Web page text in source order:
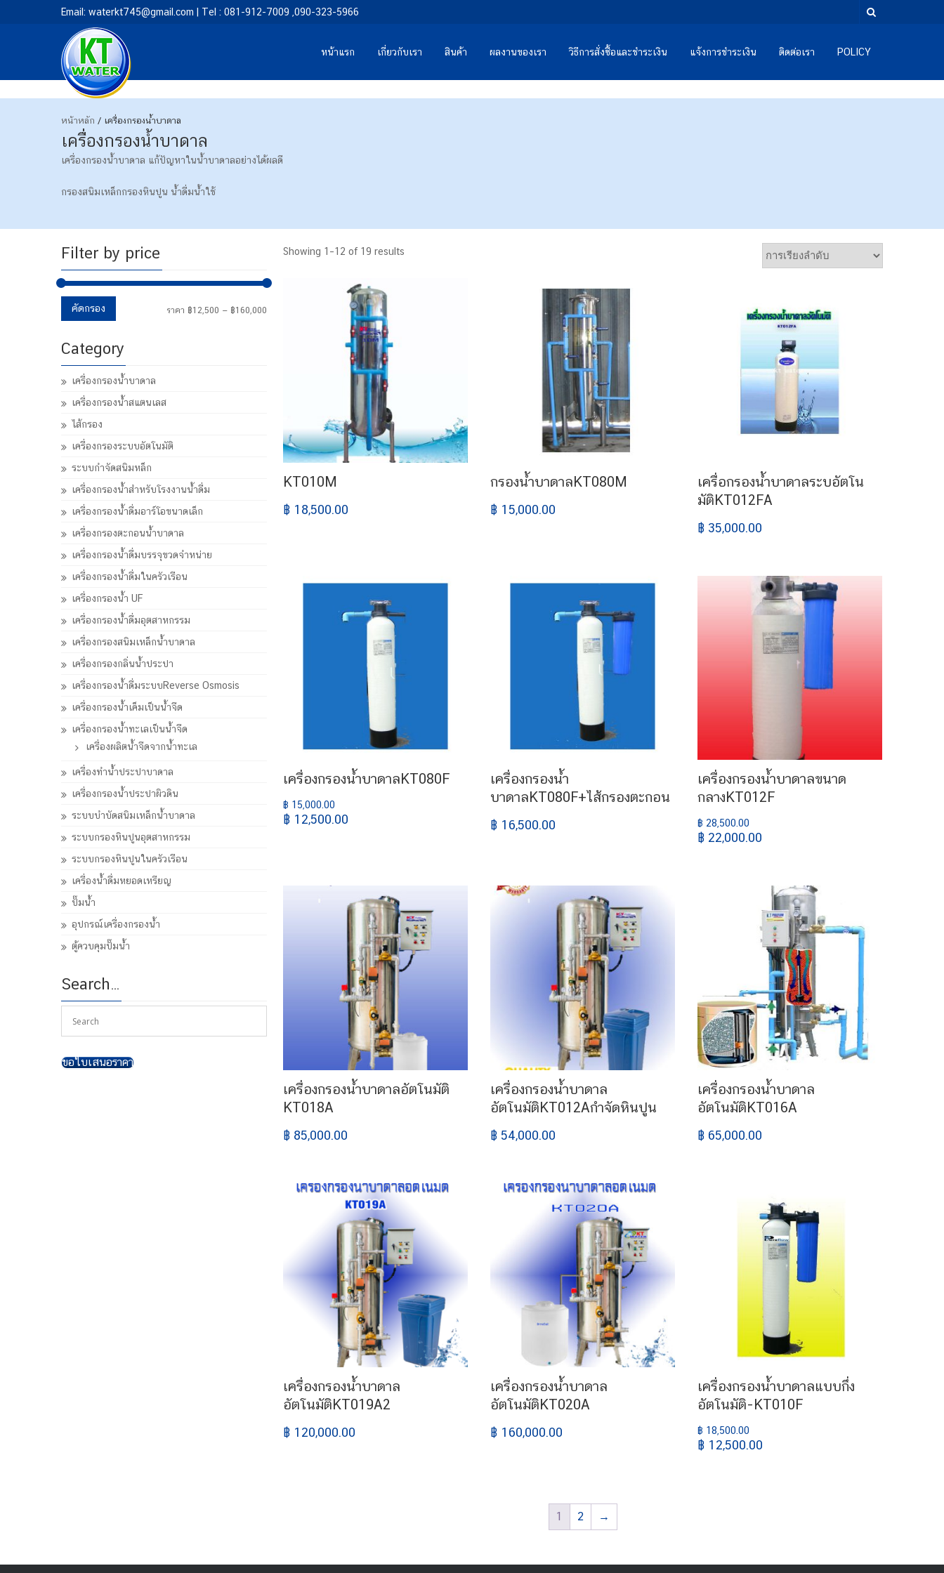
Email: waterkt745@gmail.com | Tel : 081-912-7009 ,090-323-5966
หน้าแรก เกี่ยวกับเรา สินค้า ผลงานของเรา วิธีการสั่งซื้อและชำระเงิน แจ้งการชำระเงิน ติดต่อเรา POLICY
หน้าหลัก / เครื่องกรองน้ำบาดาล
เครื่องกรองน้ำบาดาล
เครื่องกรองน้ำบาดาล แก้ปัญหาในน้ำบาดาลอย่างได้ผลดี
กรองสนิมเหล็กกรองหินปูน น้ำดื่มน้ำใช้
Showing 1–12 of 19 results
KT010M
฿ 18,500.00
กรองน้ำบาดาลKT080M
฿ 15,000.00
เครื่อกรองน้ำบาดาลระบอัตโน
มัติKT012FA
฿ 35,000.00
เครื่องกรองน้ำบาดาลKT080F
฿ 15,000.00
฿ 12,500.00
เครื่องกรองน้ำ
บาดาลKT080F+ไส้กรองตะกอน
฿ 16,500.00
เครื่องกรองน้ำบาดาลขนาด
กลางKT012F
฿ 28,500.00
฿ 22,000.00
เครื่องกรองน้ำบาดาลอัตโนมัติ
KT018A
฿ 85,000.00
เครื่องกรองน้ำบาดาล
อัตโนมัติKT012Aกำจัดหินปูน
฿ 54,000.00
เครื่องกรองน้ำบาดาล
อัตโนมัติKT016A
฿ 65,000.00
เครื่องกรองน้ำบาดาล
อัตโนมัติKT019A2
฿ 120,000.00
เครื่องกรองน้ำบาดาล
อัตโนมัติKT020A
฿ 160,000.00
เครื่องกรองน้ำบาดาลแบบกึ่ง
อัตโนมัติ-KT010F
฿ 18,500.00
฿ 12,500.00
1 2 →
Filter by price
ราคา
ราคา
คัดกรอง ราคา ฿12,500 — ฿160,000
Category
เครื่องกรองน้ำบาดาล
เครื่องกรองน้ำสแตนเลส
ไส้กรอง
เครื่องกรองระบบอัตโนมัติ
ระบบกำจัดสนิมหล็ก
เครื่องกรองน้ำสำหรับโรงงานน้ำดื่ม
เครื่องกรองน้ำดื่มอาร์โอขนาดเล็ก
เครื่องกรองตะกอนน้ำบาดาล
เครื่องกรองน้ำดื่มบรรจุขวดจำหน่าย
เครื่องกรองน้ำดื่มในครัวเรือน
เครื่องกรองน้ำ UF
เครื่องกรองน้ำดื่มอุตสาหกรรม
เครื่องกรองสนิมเหล็กน้ำบาดาล
เครื่องกรองกลิ่นน้ำประปา
เครื่องกรองน้ำดื่มระบบReverse Osmosis
เครื่องกรองน้ำเค็มเป็นน้ำจืด
เครื่องกรองน้ำทะเลเป็นน้ำจืด
เครื่องผลิตน้ำจืดจากน้ำทะเล
เครื่องทำน้ำประปาบาดาล
เครื่องกรองน้ำประปาผิวดิน
ระบบบำบัดสนิมเหล็กน้ำบาดาล
ระบบกรองหินปูนอุตสาหกรรม
ระบบกรองหินปูนในครัวเรือน
เครื่องน้ำดื่มหยอดเหรียญ
ปั๊มน้ำ
อุปกรณ์เครื่องกรองน้ำ
ตู้ควบคุมปั๊มน้ำ
Search…
ขอใบเสนอราคา